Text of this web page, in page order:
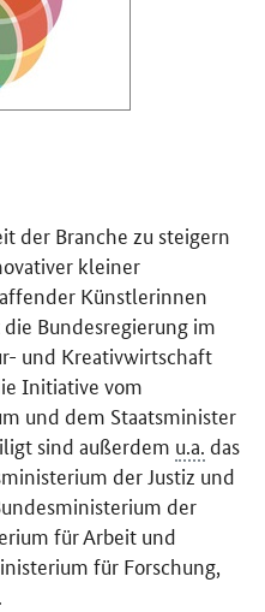
der Branche zu steigern
kleiner
Künstlerinnen
Bundesregierung im
und Kreativwirtschaft
Initiative vom
und dem Staatsminister
sind außerdem u.a. das
der Justiz und
der
für Arbeit und
für Forschung,